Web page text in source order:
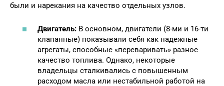
были и нарекания на качество отдельных узлов.
Двигатель: В основном, двигатели (8-ми и 16-ти
клапанные) показывали себя как надежные
агрегаты, способные «переваривать» разное
качество топлива. Однако, некоторые
владельцы сталкивались с повышенным
расходом масла или нестабильной работой на